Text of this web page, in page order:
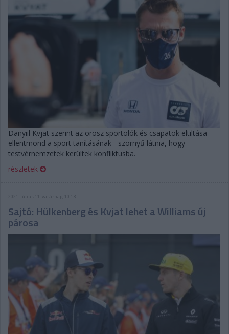
Danyiil Kvjat szerint az orosz sportolók és csapatok eltiltása
ellentmond a sport tanításának - szörnyű látnia, hogy
testvérnemzetek kerültek konfliktusba.
részletek
Sajtó: Hülkenberg és Kvjat lehet a Williams új
párosa